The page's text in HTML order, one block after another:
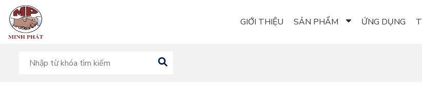
GIỚI THIỆU SẢN PHẨM ỨNG DỤNG